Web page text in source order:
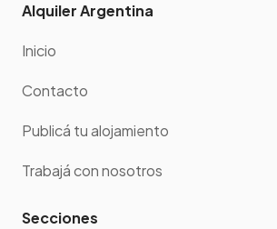
Alquiler Argentina
Inicio
Contacto
Publicá tu alojamiento
Trabajá con nosotros
Secciones